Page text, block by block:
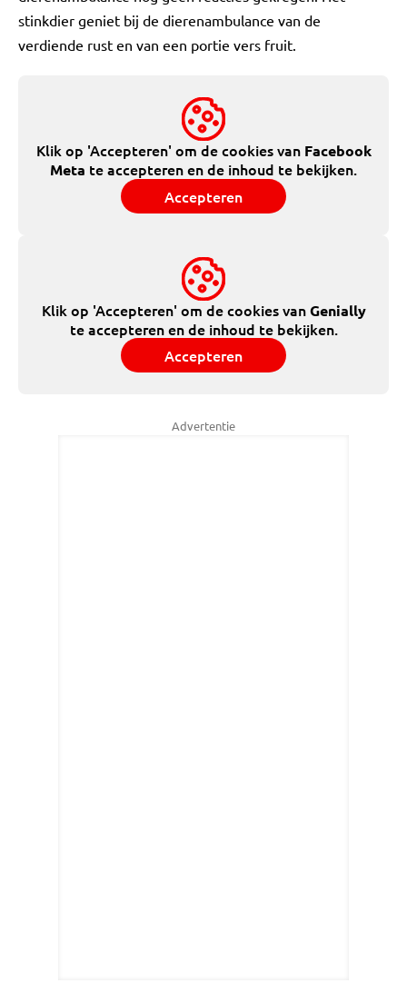
stinkdier geniet bij de dierenambulance van de
verdiende rust en van een portie vers fruit.
Klik op 'Accepteren' om de cookies van Facebook
Meta te accepteren en de inhoud te bekijken.
Accepteren
Klik op 'Accepteren' om de cookies vanGenially
te accepteren en de inhoud te bekijken.
Accepteren
Advertentie